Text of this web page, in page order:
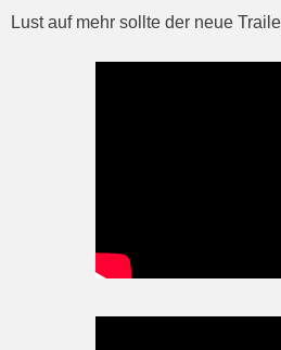
Lust auf mehr sollte der neue